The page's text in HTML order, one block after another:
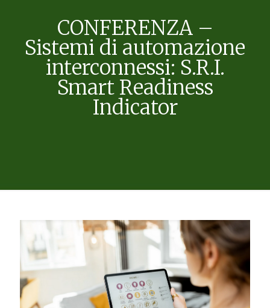
CONFERENZA –
Sistemi di automazione
interconnessi: S.R.I.
Smart Readiness
Indicator